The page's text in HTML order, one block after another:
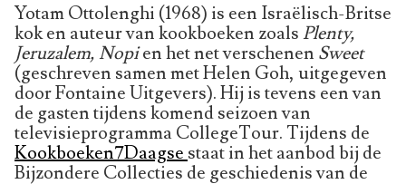
Yotam Ottolenghi (1968) is een Israëlisch-Britse
kok en auteur van kookboeken zoalsPlenty,
Jeruzalem, Nopien het net verschenen Sweet
(geschreven samen met Helen Goh, uitgegeven
door Fontaine Uitgevers). Hij is tevens een van
de gasten tijdens komend seizoen van
televisieprogramma CollegeTour. Tijdens de
Kookboeken7Daagse staat in het aanbod bij de
Bijzondere Collecties de geschiedenis van de